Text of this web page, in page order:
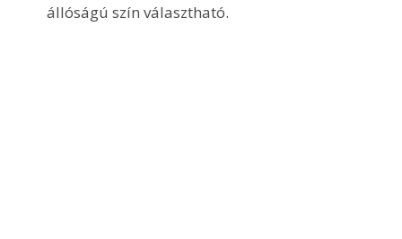
állóságú szín választható.